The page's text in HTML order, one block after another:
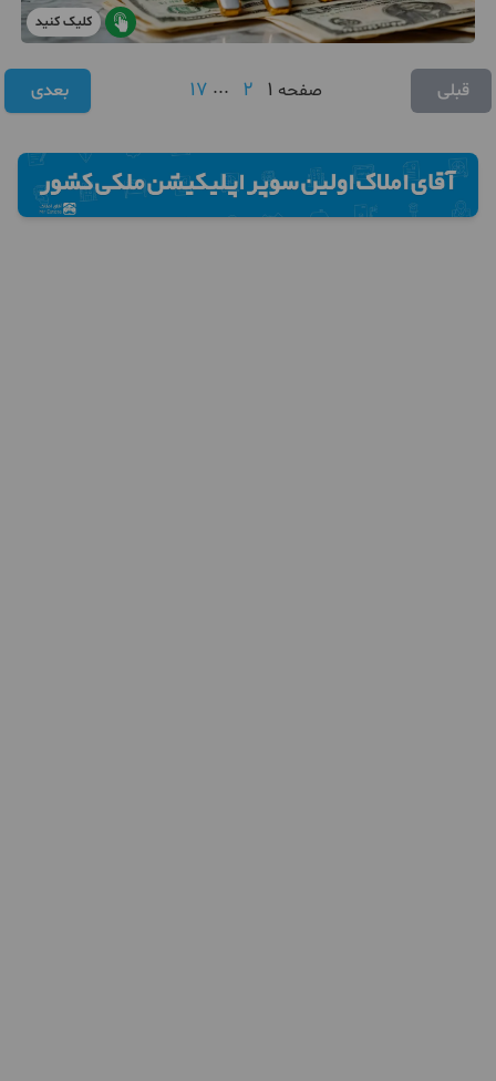
کلیک کنید
قبلی صفحه 1
2
...
17 بعدی